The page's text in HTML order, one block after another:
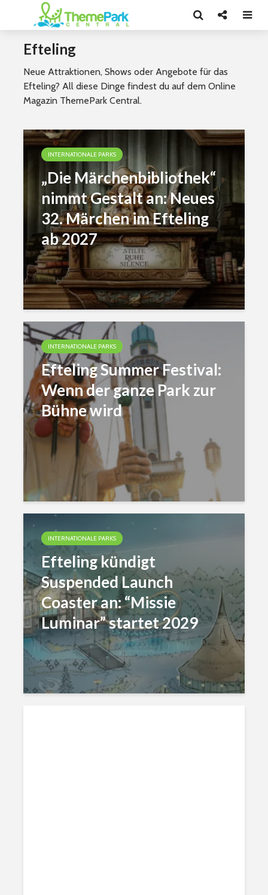
Efteling
Neue Attraktionen, Shows oder Angebote für das
Efteling? All diese Dinge findest du auf dem Online
Magazin ThemePark Central.
INTERNATIONALE PARKS
„Die Märchenbibliothek“
nimmt Gestalt an: Neues
32. Märchen im Efteling
ab 2027
INTERNATIONALE PARKS
Efteling Summer Festival:
Wenn der ganze Park zur
Bühne wird
INTERNATIONALE PARKS
Efteling kündigt
Suspended Launch
Coaster an: “Missie
Luminar” startet 2029